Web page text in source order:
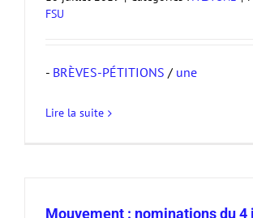
FSU
- BRÈVES-PÉTITIONS / une
Lire la suite
Mouvement : nominations du